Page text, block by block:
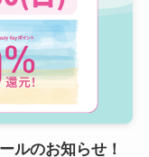
ルのお知らせ！